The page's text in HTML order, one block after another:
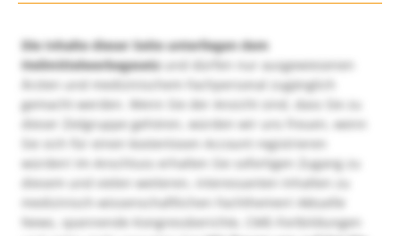
Die Inhalte dieser Seite unterliegen dem
Heilmittelwerbegesetzund dürfen nur ausgewiesenen
Ärzten und medizinischem Fachpersonal zugänglich
gemacht werden. Wenn Sie der Ansicht sind, dass Sie zu
dieser Zielgruppe gehören, würden wir uns freuen, wenn
Sie sich für einen kostenlosen Account registrieren
würden! Im Anschluss erhalten Sie sofortigen Zugang zu
diesem und vielen weiteren, interessanten Inhalten zu
medizinisch-wissenschaftlichen Fachthemen! Aktuelle
News, spannende Kongressberichte, CME-Fortbildungen